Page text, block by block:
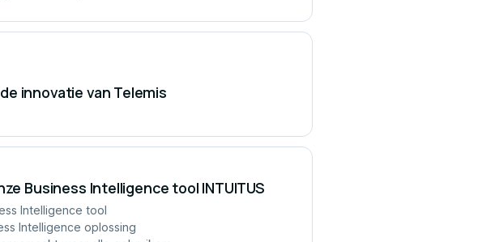
innovatie van Telemis
Business Intelligence tool INTUITUS
Intelligence tool
Intelligence oplossing